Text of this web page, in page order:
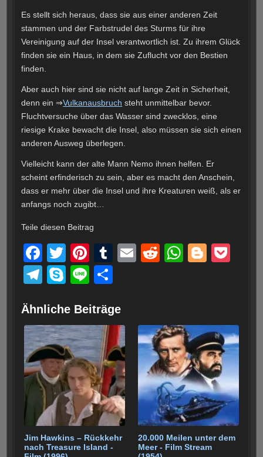
Es stellt sich heraus, dass sie aus einer anderen Zeit
stammen und der Farbstrudel des Sturms für ihre
Vereinigung auf der Insel verantwortlich ist. Zu ihrem Glück
finden sie ein Haus, in dem sie Zuflucht vor den Bestien
finden.
Aber auch hier sind sie nicht auf lange Zeit in Sicherheit,
denn ein ⇒Vulkanausbruch steht unmittelbar bevor.
Fluchtversuche über das Wasser sind zwecklos, eine
riesige Krake bewacht die Insel, also müssen sie sich einen
anderen Ausweg überlegen.
Vielleicht kann der alte Mann Nemo ihnen helfen. Er
scheint erfinderisch zu sein, aber es macht den Anschein,
dass er mehr über die Insel und ihre Kreaturen weiß, als er
anfangs noch zugibt…
Teile diesen Beitrag
F
a
c
e
b
o
o
k
T
wi
tt
er
Pi
nt
er
e
st
T
bl
r
E
R
t
W
A
p
p
Bl
er
T
e
gr
a
m
S
p
e
Li
e
e
n
Ähnliche Beiträge
Jim Hawkins – Rückkehr
nach Treasure Island -
20.000 Meilen unter dem
Meer - Film Stream